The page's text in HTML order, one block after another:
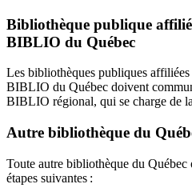
Bibliothèque publique
BIBLIO du Québec
Les bibliothèques publiques affiliées
BIBLIO du Québec doivent
BIBLIO régional, qui se charge de
Autre bibliothèque du
Toute autre bibliothèque du
étapes suivantes :